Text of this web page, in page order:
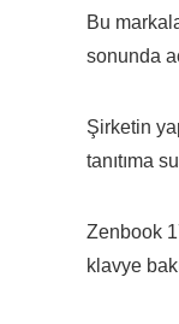
Bu
sonunda
Şirketin
tanıtıma
Zenbook
klavye